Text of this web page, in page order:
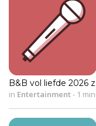
B&B vol liefde 2026
in Entertainment- 1